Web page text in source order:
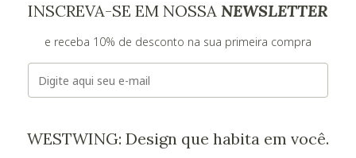
INSCREVA-SE EM NOSSA NEWSLETTER
e receba 10% de desconto na sua primeira compra
WESTWING: Design que habita em você.